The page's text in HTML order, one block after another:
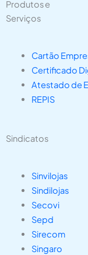
Produtos e
Serviços
Cartão
Certificado
Atestado de
REPIS
Sindicatos
Sinvilojas
Sindilojas
Secovi
Sepd
Sirecom
Singaro